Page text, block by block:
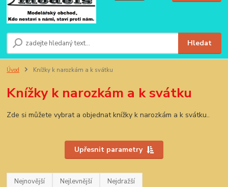
Hledat
Úvod Knížky k narozkám a k svátku
Knížky k narozkám a k svátku
Zde si můžete vybrat a objednat knížky k narozkám a k svátku..
Upřesnit parametry
Nejnovější Nejlevnější Nejdražší